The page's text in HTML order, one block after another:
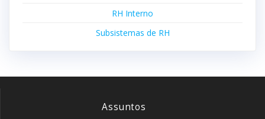
RH Interno
Subsistemas de RH
Assuntos